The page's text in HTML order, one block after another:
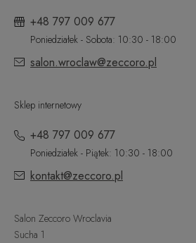
+48 797 009 677
Poniedziałek - Sobota: 10:30 - 18:00
salon.wroclaw@zeccoro.pl
Sklep internetowy
+48 797 009 677
Poniedziałek - Piątek: 10:30 - 18:00
kontakt@zeccoro.pl
Salon Zeccoro Wroclavia
Sucha 1